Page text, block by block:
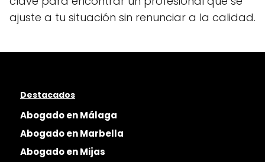
ajuste a tu situación sin renunciar a la calidad.
Destacados
Abogado en Málaga
Abogado en Marbella
Abogado en Mijas